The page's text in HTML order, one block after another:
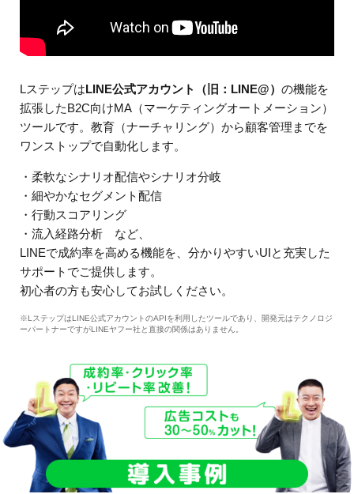
LステップはLINE公式アカウント（旧：LINE@） の機能を
拡張したB2C向けMA（マーケティングオートメーション）
ツールです。教育（ナーチャリング）から顧客管理までを
ワンストップで自動化します。
・柔軟なシナリオ配信やシナリオ分岐
・細やかなセグメント配信
・行動スコアリング
・流入経路分析 など、
LINEで成約率を高める機能を、分かりやすいUIと充実した
サポートでご提供します。
初心者の方も安心してお試しください。
※LステップはLINE公式アカウントのAPIを利用したツールであり、開発元はテクノロジ
ーパートナーですがLINEヤフー社と直接の関係はありません。